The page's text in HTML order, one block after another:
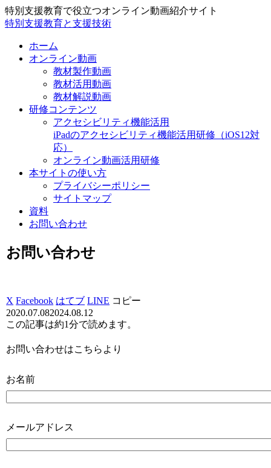
特別支援教育で役立つオンライン動画紹介サイト
特別支援教育と支援技術
ホーム
オンライン動画
教材製作動画
教材活用動画
教材解説動画
研修コンテンツ
アクセシビリティ機能活用
iPadのアクセシビリティ機能活用研修（iOS12対
応）
オンライン動画活用研修
本サイトの使い方
プライバシーポリシー
サイトマップ
資料
お問い合わせ
お問い合わせ
X Facebook はてブ LINE コピー
2020.07.082024.08.12
この記事は約1分で読めます。
お問い合わせはこちらより
お名前
メールアドレス